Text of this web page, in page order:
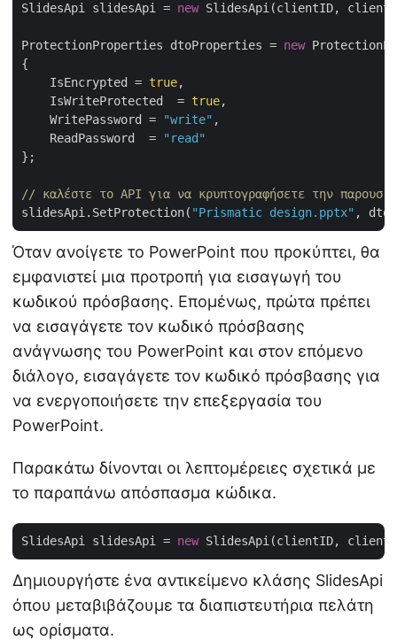
SlidesApi slidesApi = new SlidesApi(clientID,
ProtectionProperties dtoProperties = new
{
    IsEncrypted =
true,
    IsWriteProtected  =
true,
    WritePassword =
"write" ,
    ReadPassword  =
"read"
};
// καλέστε το API για να κρυπτογραφήσετε την
slidesApi.SetProtection( "Prismatic design.pptx"
Όταν ανοίγετε το PowerPoint που προκύπτει, θα
εμφανιστεί μια προτροπή για εισαγωγή του
κωδικού πρόσβασης. Επομένως, πρώτα πρέπει
να εισαγάγετε τον κωδικό πρόσβασης
ανάγνωσης του PowerPoint και στον επόμενο
διάλογο, εισαγάγετε τον κωδικό πρόσβασης για
να ενεργοποιήσετε την επεξεργασία του
PowerPoint.
Παρακάτω δίνονται οι λεπτομέρειες σχετικά με
το παραπάνω απόσπασμα κώδικα.
SlidesApi slidesApi = new
Δημιουργήστε ένα αντικείμενο κλάσης SlidesApi
όπου μεταβιβάζουμε τα διαπιστευτήρια πελάτη
ως ορίσματα.